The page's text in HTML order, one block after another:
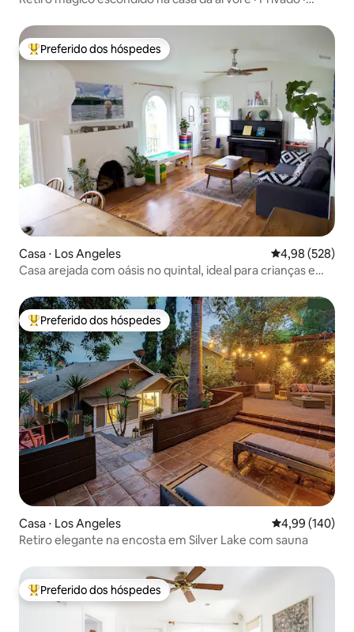
Entre os melhores preferidos dos hóspedes
Preferido dos hóspedes
Casa ⋅ Los Angeles 4,98 de uma
4,98 (528)
Casa arejada com oásis no quintal, ideal para crianças e
Entre os melhores preferidos dos hóspedes
Preferido dos hóspedes
Casa ⋅ Los Angeles 4,99 de uma
4,99 (140)
Retiro elegante na encosta em Silver Lake com sauna
Entre os melhores preferidos dos hóspedes
Preferido dos hóspedes